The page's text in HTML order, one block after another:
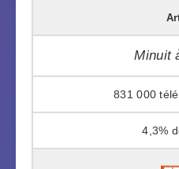
Minuit
831 000
4,3%